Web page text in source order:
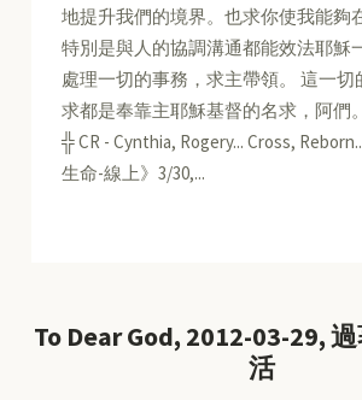
地提升我們的境界。也求你使我能夠
特別是與人的協調溝通都能效法耶穌
處理一切的事務，求主帶領。 這一切
求都是奉靠主耶穌基督的名求，阿們。
╬ CR - Cynthia, Rogery... Cross,
生命-線上》3/30,...
To Dear God, 2012-03-29,
活